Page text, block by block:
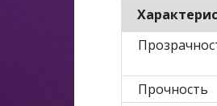
Прочность